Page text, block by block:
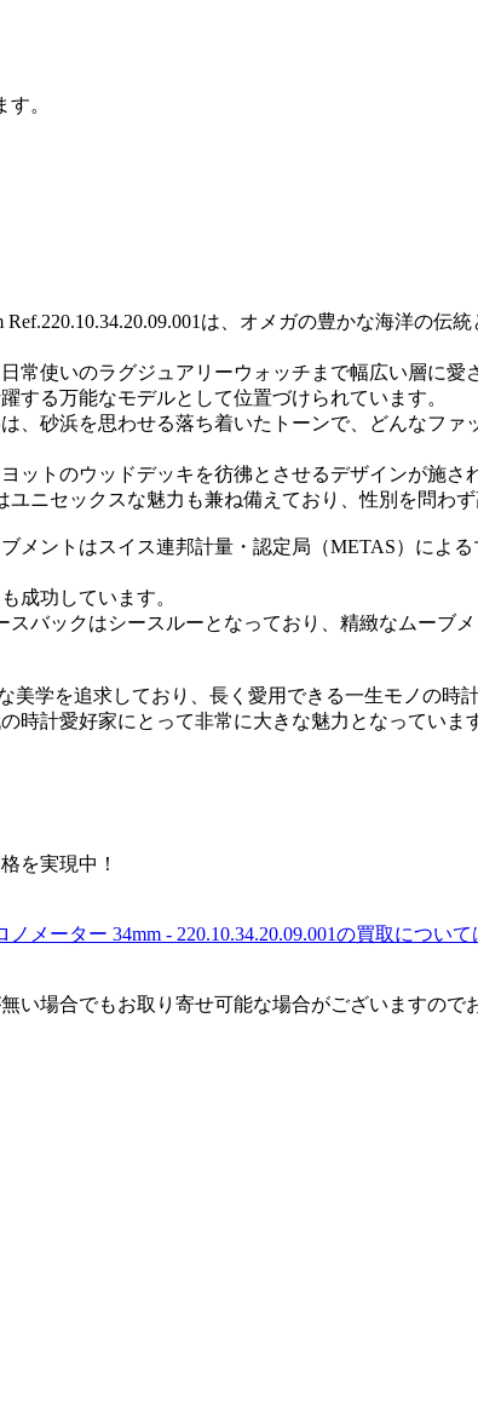
。
は、オメガの豊かな海洋の伝
使いのラグジュアリーウォッチまで幅広い層に愛
する万能なモデルとして位置づけられています。
砂浜を思わせる落ち着いたトーンで、どんなファ
トのウッドデッキを彷彿とさせるデザインが施さ
ニセックスな魅力も兼ね備えており、性別を問わず
ントはスイス連邦計量・認定局（METAS）によ
成功しています。
バックはシースルーとなっており、精緻なムーブ
学を追求しており、長く愛用できる一生モノの時
時計愛好家にとって非常に大きな魅力となっていま
を実現中！
ーター 34mm - 220.10.34.20.09.001の買取について
場合でもお取り寄せ可能な場合がございますので